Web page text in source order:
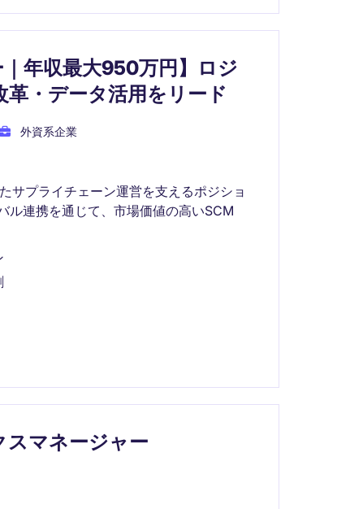
｜年収最大950万円】ロジ
・データ活用をリード
外資系企業
サプライチェーン運営を支えるポジショ
ル連携を通じて、市場価値の高いSCM
スマネージャー